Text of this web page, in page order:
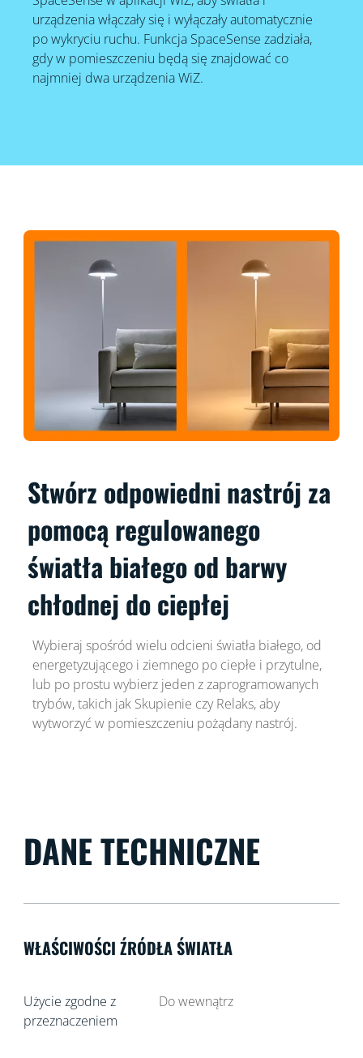
urządzenia włączały się i wyłączały automatycznie
po wykryciu ruchu. Funkcja SpaceSense zadziała,
gdy w pomieszczeniu będą się znajdować co
najmniej dwa urządzenia WiZ.
Stwórz odpowiedni nastrój za
pomocą regulowanego
światła białego od barwy
chłodnej do ciepłej
Wybieraj spośród wielu odcieni światła białego, od
energetyzującego i ziemnego po ciepłe i przytulne,
lub po prostu wybierz jeden z zaprogramowanych
trybów, takich jak Skupienie czy Relaks, aby
wytworzyć w pomieszczeniu pożądany nastrój.
DANE TECHNICZNE
WŁAŚCIWOŚCI ŹRÓDŁA ŚWIATŁA
Użycie zgodne z
przeznaczeniem
Do wewnątrz